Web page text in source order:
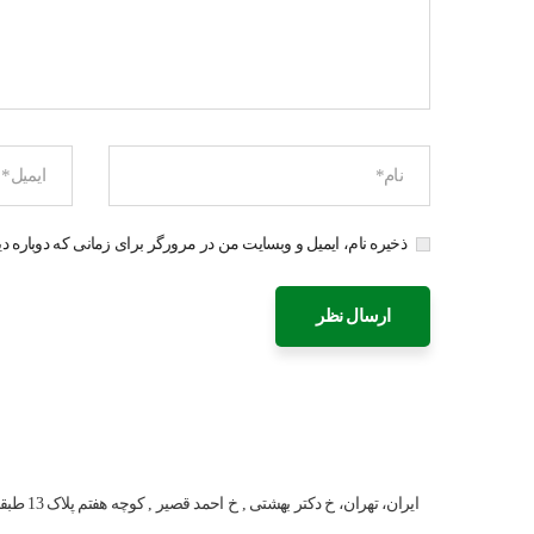
ذخیره نام، ایمیل و وبسایت من در مرورگر برای زمانی که دوباره
ایران، تهران، خ دکتر بهشتی , خ احمد قصیر , کوچه هفتم پلاک 13 طبقه ششم